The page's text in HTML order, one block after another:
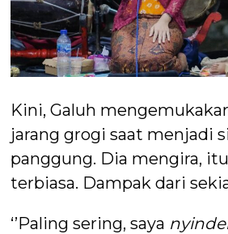
Kini, Galuh
jarang grogi saat menjadi
panggung. Dia mengira,
terbiasa. Dampak dari
‘’Paling sering, saya